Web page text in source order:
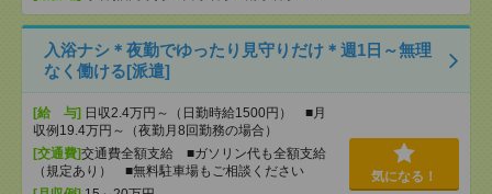
入浴ナシ＊夜勤でゆったり見守りだけ＊週1日～無理
なく働ける[派遣]
[給 与] 日収2.4万円～（日勤時給1500円） ■月
収例19.4万円～（夜勤月8回勤務の場合）
[交通費]交通費全額支給 ■ガソリン代も全額支給
（規定あり） ■無料駐車場もご相談ください
気になる！